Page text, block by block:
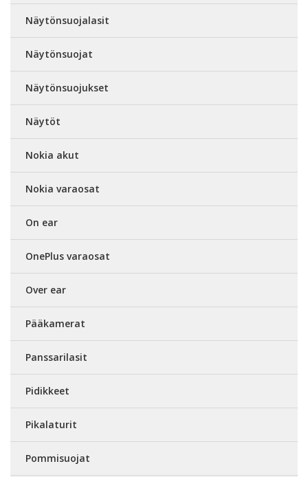
Näytönsuojalasit
Näytönsuojat
Näytönsuojukset
Näytöt
Nokia akut
Nokia varaosat
On ear
OnePlus varaosat
Over ear
Pääkamerat
Panssarilasit
Pidikkeet
Pikalaturit
Pommisuojat